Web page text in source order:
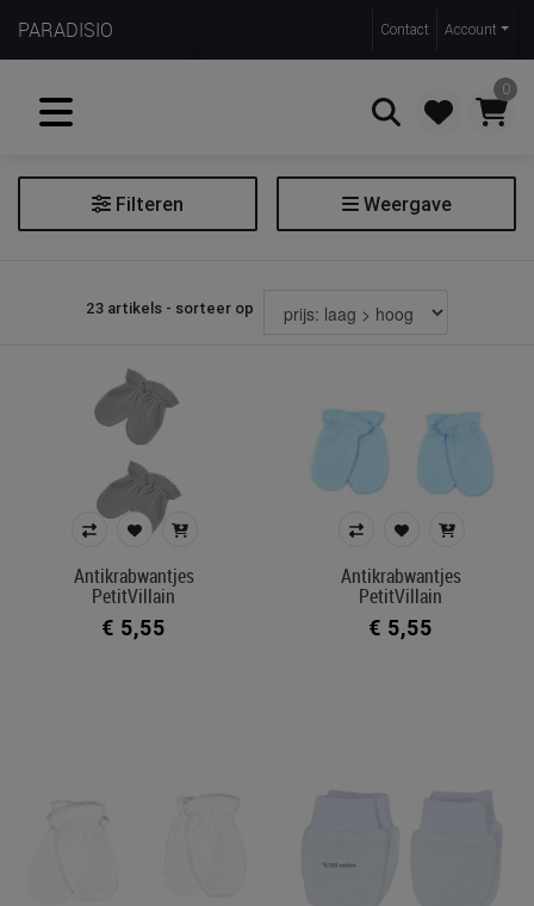
PARADISIO Contact Account
0
Zoeken
Filteren Weergave
23 artikels - sorteer op
Antikrabwantjes
PetitVillain
€ 5,55
Antikrabwantjes
PetitVillain
€ 5,55